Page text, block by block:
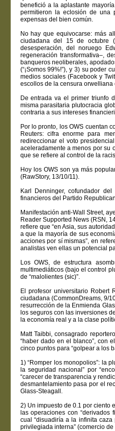
benefició a la aplastante
permitieron la eclosión de una
expensas del bien común.
No hay que equivocarse: más
ciudadana del 15 de octubre
desesperación, del noruego
regeneración transformativa–,
banqueros neoliberales,
(“¡Somos 99%!”), y 3) su poder
medios sociales (Facebook y
escollos de la censura
De entrada va el primer triunfo
misma parasitaria plutocracia
contraria a sus intereses
Por lo pronto, los OWS cuentan
Reuters: cifra enorme para
redireccionar el voto
aceleradamente a menos por su
que se refiere al control de la
Hoy los OWS son ya más
(RawStory, 13/10/11).
Karl Denninger, cofundador
financieros del Partido
Manifestación anti-Wall Street,
Reader Supported News (RSN,
refiere que “en Asia, sus
a que la mayoría de sus
acciones por sí mismas”, en
analistas ven ellas un potencial
Los OWS, de estructura
multimediáticos (bajo el control
de “malolientes (sic)”.
El profesor universitario Robert
ciudadana (CommonDreams, 9/
resurrección de la Enmienda
los seguros con las inversiones
la economía real y a la clase
Matt Taibbi, consagrado
“haber dado en el blanco”, con
cinco puntos para “golpear a los
1) “Romper los monopolios”: la
la seguridad nacional” por
“carecer de transparencia y
desmantelamiento pasa por el
Glass-Steagall.
2) Un impuesto de 0.1 por ciento
las operaciones con “derivados
cual “disuadiría a la infinita caza
privilegiada interna” (comercio